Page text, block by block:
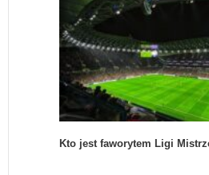
Kto jest faworytem Ligi